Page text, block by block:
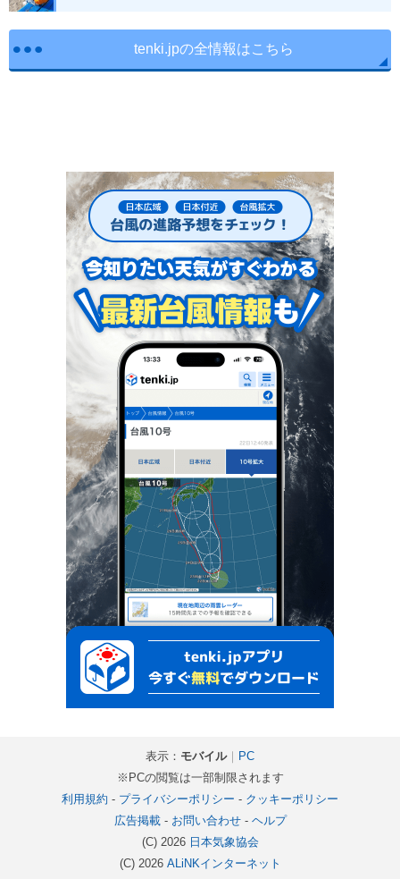
tenki.jpの全情報はこちら
表示： モバイル｜
PC
※PCの閲覧は一部制限されます
利用規約 - プライバシーポリシー - クッキーポリシー
広告掲載- お問い合わせ- ヘルプ
(C) 2026 日本気象協会
(C) 2026 ALiNKインターネット